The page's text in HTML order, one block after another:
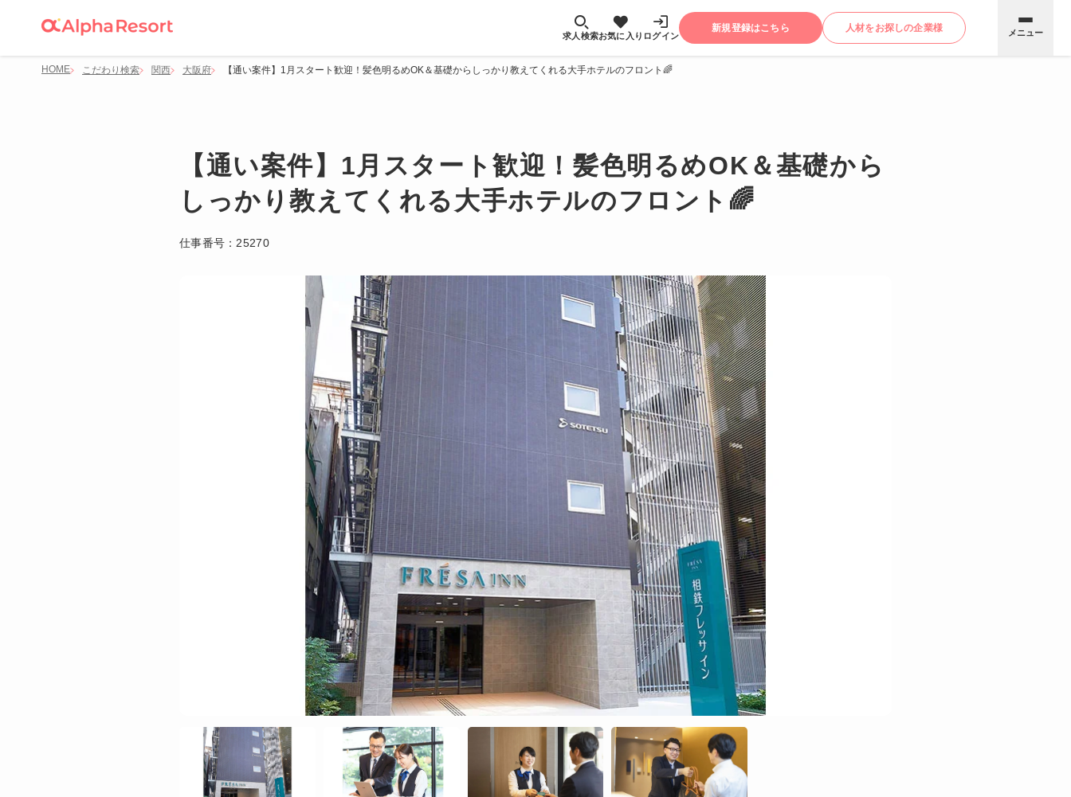
求人検索お気に入り ログイン
新規登録はこちら 人材をお探しの企業様 メニュー
HOME こだわり検索 関西 大阪府 【通い案件】1月スタート歓迎！髪色明るめOK＆基礎からしっかり教えてくれる大手ホテルのフロント🌈
【通い案件】1月スタート歓迎！髪色明るめOK＆基礎から
しっかり教えてくれる大手ホテルのフロント🌈
仕事番号： 25270